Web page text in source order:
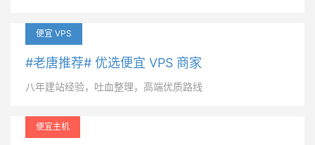
便宜 VPS
#老唐推荐# 优选便宜 VPS 商家
八年建站经验，吐血整理，高端优质路线
便宜主机